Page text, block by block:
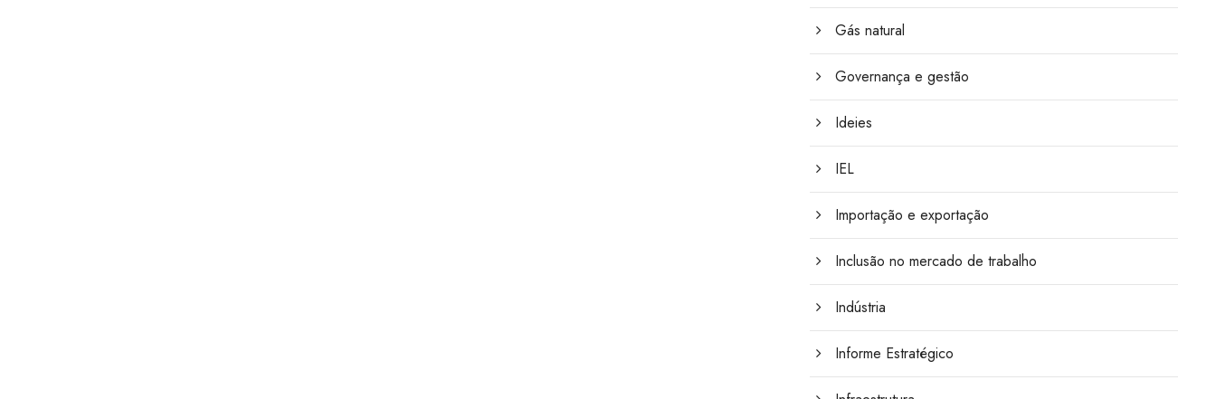
Gás natural
Governança e gestão
Ideies
IEL
Importação e exportação
Inclusão no mercado de trabalho
Indústria
Informe Estratégico